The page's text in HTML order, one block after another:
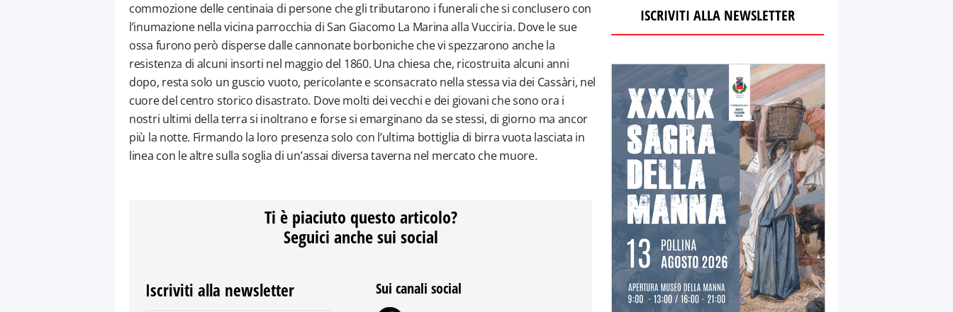
commozione delle centinaia di persone che gli tributarono i funerali che si conclusero con
l’inumazione nella vicina parrocchia di San Giacomo La Marina alla Vucciria. Dove le sue
ossa furono però disperse dalle cannonate borboniche che vi spezzarono anche la
resistenza di alcuni insorti nel maggio del 1860. Una chiesa che, ricostruita alcuni anni
dopo, resta solo un guscio vuoto, pericolante e sconsacrato nella stessa via dei Cassàri, nel
cuore del centro storico disastrato. Dove molti dei vecchi e dei giovani che sono ora i
nostri ultimi della terra si inoltrano e forse si emarginano da se stessi, di giorno ma ancor
più la notte. Firmando la loro presenza solo con l’ultima bottiglia di birra vuota lasciata in
linea con le altre sulla soglia di un’assai diversa taverna nel mercato che muore.
Ti è piaciuto questo articolo?
Seguici anche sui social
Iscriviti alla newsletter Sui canali social
ISCRIVITI ALLA NEWSLETTER